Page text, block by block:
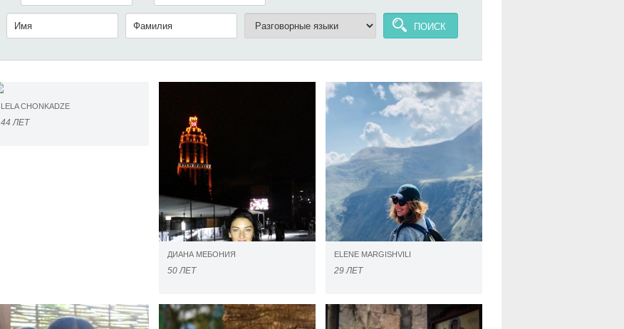
ПОИСК
LELA CHONKADZE
44 ЛЕТ
ДИАНА МЕБОНИЯ
50 ЛЕТ
ELENE MARGISHVILI
29 ЛЕТ